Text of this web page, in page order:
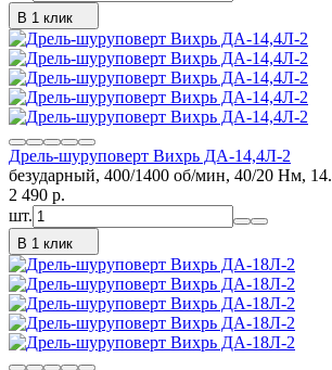
В 1 клик
Дрель-шуруповерт Вихрь ДА-14,4Л-2
безударный, 400/1400 об/мин, 40/20 Нм,
2 490 p.
шт.
В 1 клик